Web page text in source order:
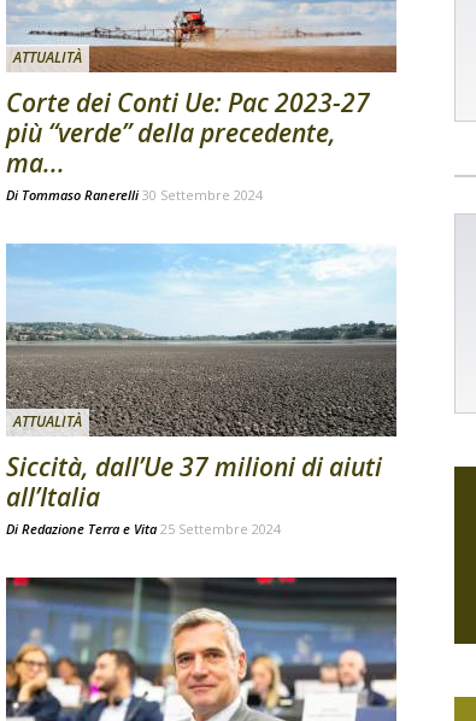
ATTUALITÀ
Corte dei Conti Ue: Pac 2023-27
più “verde” della precedente,
ma...
Di Tommaso Ranerelli 30 Settembre 2024
ATTUALITÀ
Siccità, dall’Ue 37 milioni di aiuti
all’Italia
Di Redazione Terra e Vita 25 Settembre 2024